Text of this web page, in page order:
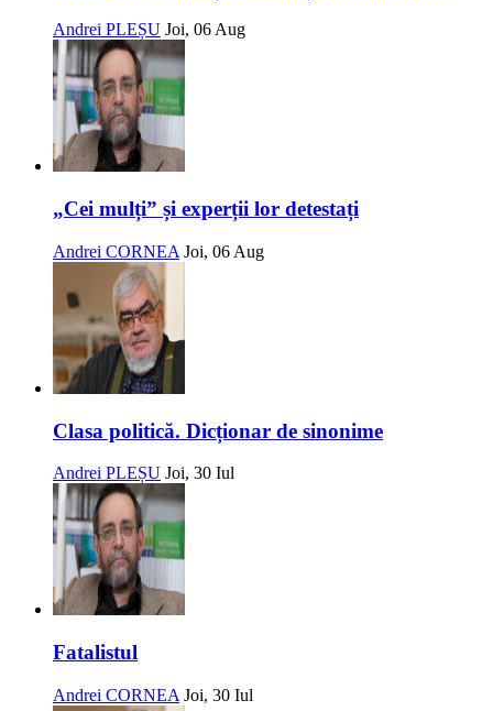
Andrei PLEȘU Joi, 06 Aug
„Cei mulți” și experții lor detestați
Andrei CORNEA Joi, 06 Aug
Clasa politică. Dicționar de sinonime
Andrei PLEȘU Joi, 30 Iul
Fatalistul
Andrei CORNEA Joi, 30 Iul